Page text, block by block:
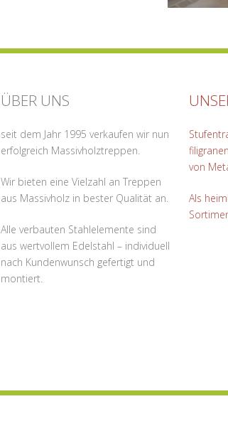
ÜBER UNS
seit dem Jahr 1995 verkaufen wir nun
erfolgreich Massivholztreppen.
Wir bieten eine Vielzahl an Treppen
aus Massivholz in bester Qualität an.
Alle verbauten Stahlelemente sind
aus wertvollem Edelstahl – individuell
nach Kundenwunsch gefertigt und
montiert.
von
Als